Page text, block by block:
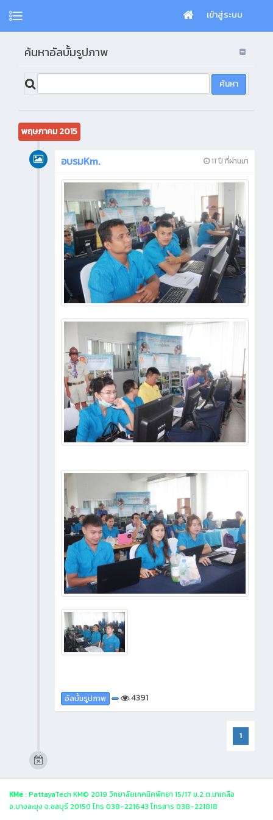
เข้าสู่ระบบ
ค้นหาอัลบั้มรูปภาพ
พฤษภาคม 2015
11 ปี ที่ผ่านมา
อบรมKm.
อัลบั้มรูปภาพ 4391
1
KMe: PattayaTech KM© 2019 วิทยาลัยเทคนิคพัทยา 15/17 ม.2 ต.นาเกลือ
อ.บางละมุง จ.ชลบุรี 20150 โทร 038-221643 โทรสาร 038-221818